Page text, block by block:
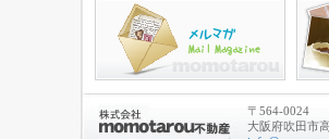
〒564-0024
大阪府吹田市